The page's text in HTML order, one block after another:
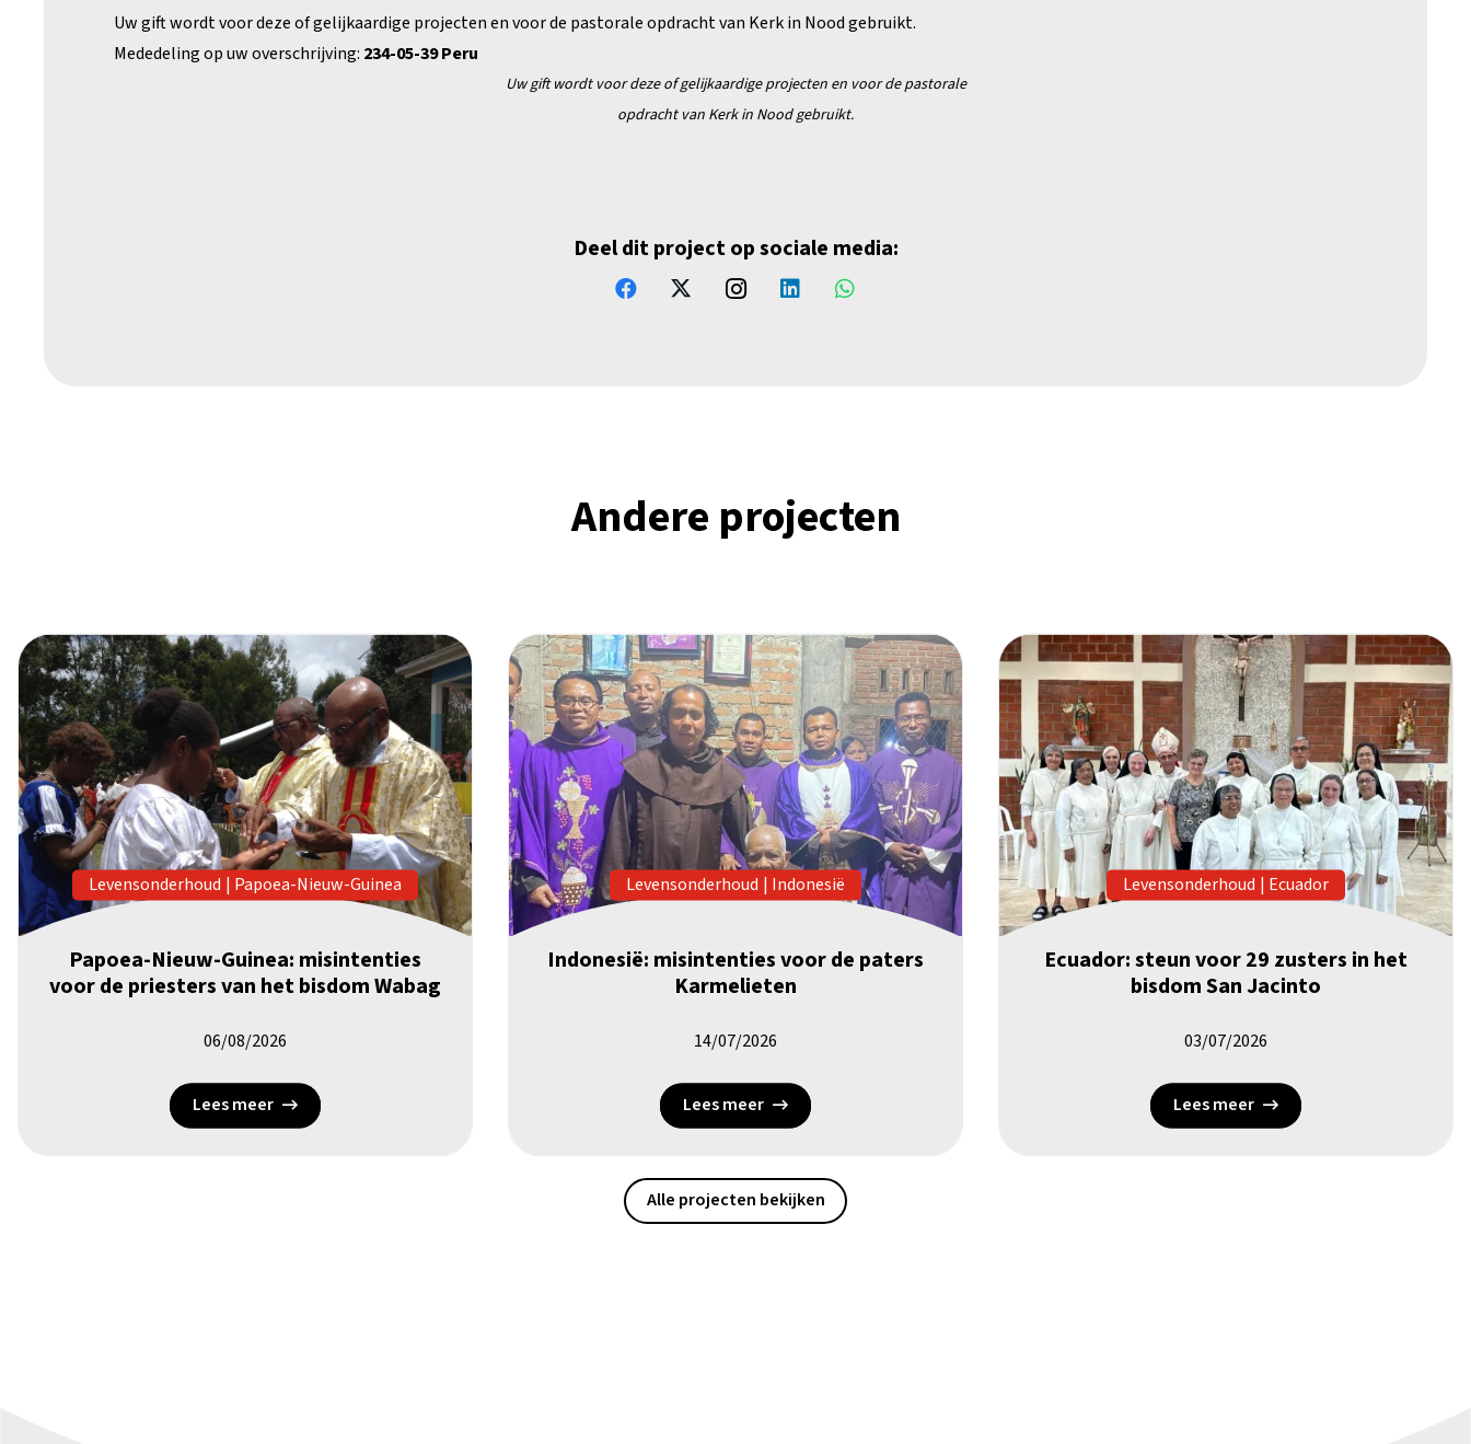
Uw gift wordt voor deze of gelijkaardige projecten en voor de pastorale opdracht van Kerk in Nood gebruikt.
Mededeling op uw overschrijving: 234-05-39 Peru
Uw gift wordt voor deze of gelijkaardige projecten en voor de pastorale
opdracht van Kerk in Nood gebruikt.
Deel dit project op sociale media:
Andere projecten
Levensonderhoud | Papoea-Nieuw-Guinea
Papoea-Nieuw-Guinea: misintenties
voor de priesters van het bisdom Wabag
06/08/2026
Lees meer
Levensonderhoud | Indonesië
Indonesië: misintenties voor de paters
Karmelieten
14/07/2026
Lees meer
Levensonderhoud | Ecuador
Ecuador: steun voor 29 zusters in het
bisdom San Jacinto
03/07/2026
Lees meer
Alle projecten bekijken